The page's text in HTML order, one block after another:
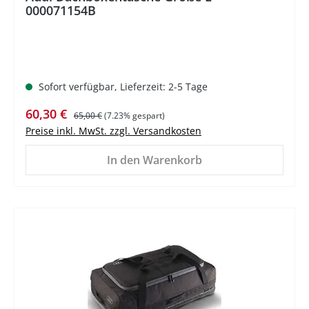
000071154B
Sofort verfügbar, Lieferzeit: 2-5 Tage
Verkaufspreis:
60,30 € Regulärer Preis:
65,00 €(7.23% gespart)
Preise inkl. MwSt. zzgl. Versandkosten
In den Warenkorb